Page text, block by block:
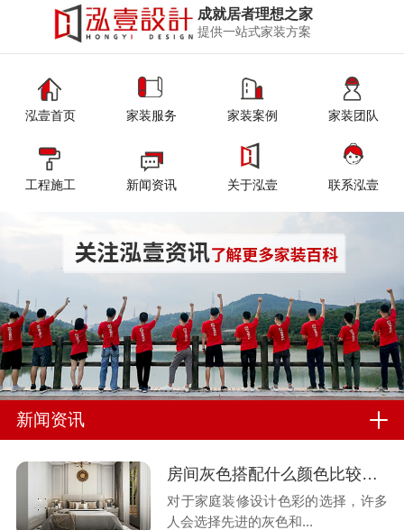
成就居者理想之家
提供一站式家装方案
泓壹首页 家装服务 家装案例 家装团队
工程施工 新闻资讯 关于泓壹 联系泓壹
新闻资讯
房间灰色搭配什么颜色比较好看-泓壹设计
对于家庭装修设计色彩的选择，许多
人会选择先进的灰色和...